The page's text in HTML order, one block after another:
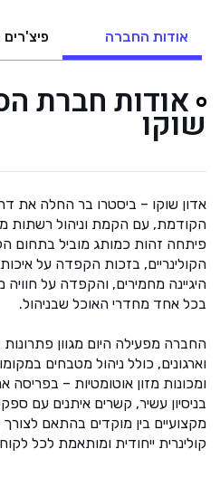
אודות החברה פיצ'רים
אודות חברת
שוקו
הקודמת, עם הקמת וניהול רשתות
פיתחה זהות כמותג מוביל בתחום
הקולינריים, בזכות הקפדה על
היגיינה מחמירים, והקפדה על
בכל אחד מחדרי האוכל שבניהול.
החברה מפעילה היום מגוון
וארגונים, כולל ניהול מטבחים
ומכונות מזון אוטומטיות – בפריסה
בניסיון עשיר, קשרים איתנים עם
מקצועיים בין מוקדים בהתאם
קולינרית ייחודית ומותאמת לכל